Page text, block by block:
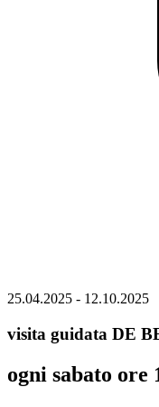
25.04.2025 - 12.10.2025
visita guidata DE
ogni sabato ore